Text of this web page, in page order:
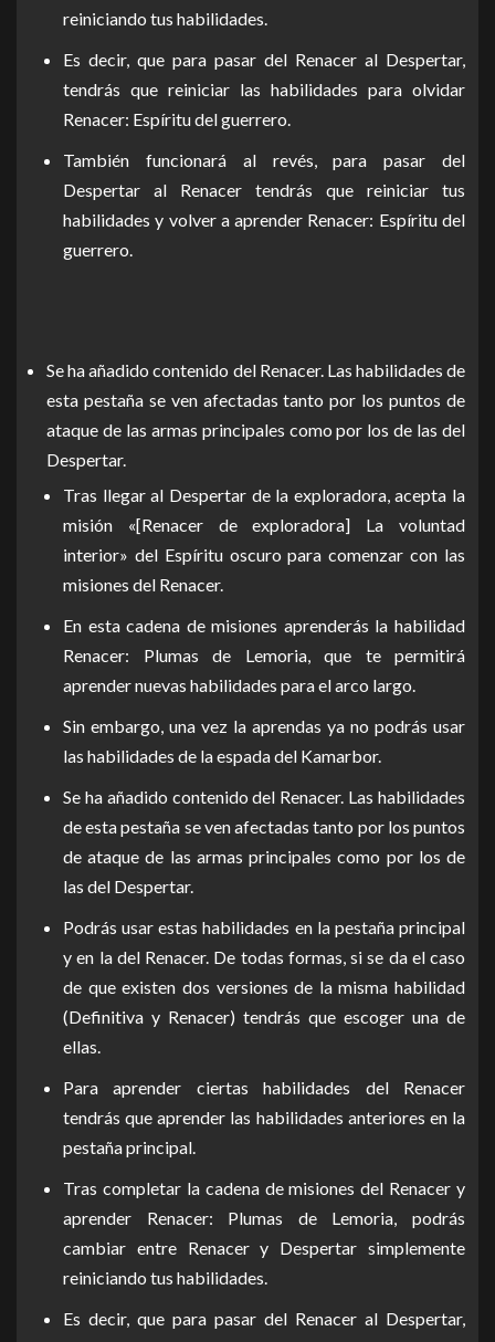
reiniciando tus habilidades.
Es decir, que para pasar del Renacer al Despertar,
tendrás que reiniciar las habilidades para olvidar
Renacer: Espíritu del guerrero.
También funcionará al revés, para pasar del
Despertar al Renacer tendrás que reiniciar tus
habilidades y volver a aprender Renacer: Espíritu del
guerrero.
Se ha añadido contenido del Renacer. Las habilidades de
esta pestaña se ven afectadas tanto por los puntos de
ataque de las armas principales como por los de las del
Despertar.
Tras llegar al Despertar de la exploradora, acepta la
misión «[Renacer de exploradora] La voluntad
interior» del Espíritu oscuro para comenzar con las
misiones del Renacer.
En esta cadena de misiones aprenderás la habilidad
Renacer: Plumas de Lemoria, que te permitirá
aprender nuevas habilidades para el arco largo.
Sin embargo, una vez la aprendas ya no podrás usar
las habilidades de la espada del Kamarbor.
Se ha añadido contenido del Renacer. Las habilidades
de esta pestaña se ven afectadas tanto por los puntos
de ataque de las armas principales como por los de
las del Despertar.
Podrás usar estas habilidades en la pestaña principal
y en la del Renacer. De todas formas, si se da el caso
de que existen dos versiones de la misma habilidad
(Definitiva y Renacer) tendrás que escoger una de
ellas.
Para aprender ciertas habilidades del Renacer
tendrás que aprender las habilidades anteriores en la
pestaña principal.
Tras completar la cadena de misiones del Renacer y
aprender Renacer: Plumas de Lemoria, podrás
cambiar entre Renacer y Despertar simplemente
reiniciando tus habilidades.
Es decir, que para pasar del Renacer al Despertar,